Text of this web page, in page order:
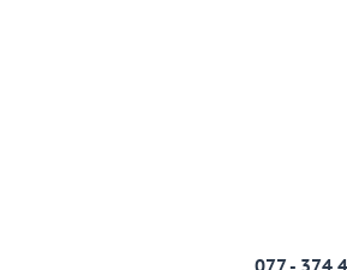
077 - 374